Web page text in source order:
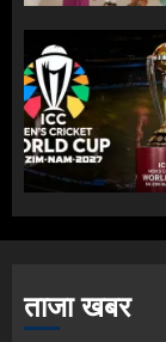
ताजा खबर